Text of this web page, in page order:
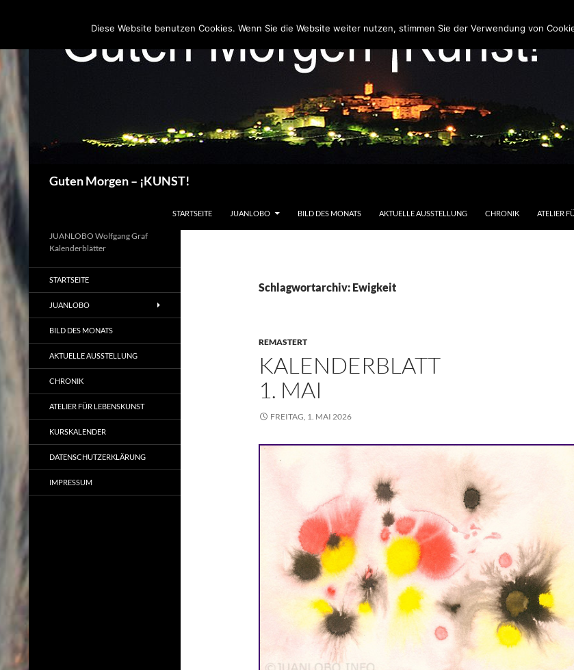
Guten Morgen – ¡KUNST!
STARTSEITE JUANLOBO BILD DES MONATS AKTUELLE AUSSTELLUNG CHRONIK ATELIER
Schlagwortarchiv: Ewigkeit
REMASTERT
KALENDERBLATT
1. MAI
FREITAG, 1. MAI 2026
JUANLOBO Wolfgang Graf
Kalenderblätter
STARTSEITE
JUANLOBO
BILD DES MONATS
AKTUELLE AUSSTELLUNG
CHRONIK
ATELIER FÜR LEBENSKUNST
KURSKALENDER
DATENSCHUTZERKLÄRUNG
IMPRESSUM
Diese Website benutzen Cookies. Wenn Sie die Website weiter nutzen, stimmen Sie der Verwendung von